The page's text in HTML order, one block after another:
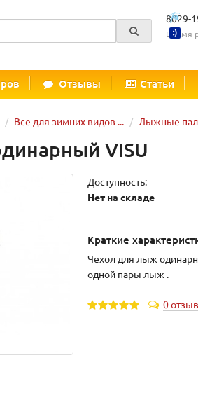
8029-
Время
Отзывы Статьи
Все для зимних видов ... Лыжные
VISU
Доступность:
Нет на складе
Краткие
Чехол для лыж
одной пары лыж .
0